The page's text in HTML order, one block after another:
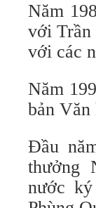
Năm
với Trần
với các
Năm
bản Văn
Đầu
thưởng
nước